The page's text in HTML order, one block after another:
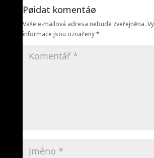
Pøidat komentáø
Vaše e-mailová adresa nebude zveřejněna.
informace jsou označeny*